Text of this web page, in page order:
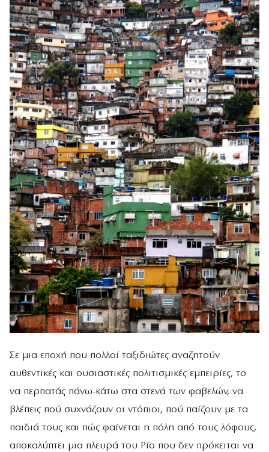
Σε μια εποχή που πολλοί ταξιδιώτες αναζητούν
αυθεντικές και ουσιαστικές πολιτισμικές εμπειρίες, το
να περπατάς πάνω-κάτω στα στενά των φαβελών, να
βλέπεις πού συχνάζουν οι ντόπιοι, πού παίζουν με τα
παιδιά τους και πώς φαίνεται η πόλη από τους λόφους,
αποκαλύπτει μια πλευρά του Ρίο που δεν πρόκειται να